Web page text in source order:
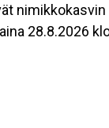
28.8.2026